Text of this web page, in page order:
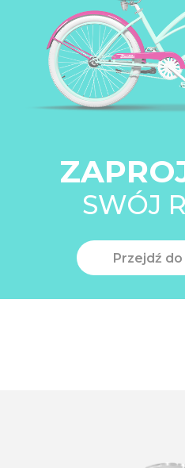
SWÓJ
Przejdź